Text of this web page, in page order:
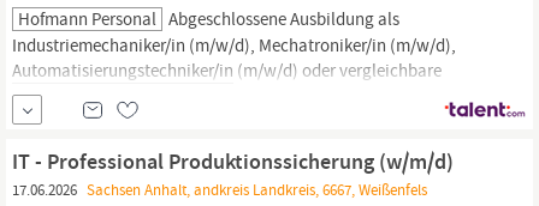
Hofmann Personal Abgeschlossene Ausbildung als
Industriemechaniker/in (m/w/d), Mechatroniker/in (m/w/d),
Automatisierungstechniker/in (m/w/d) oder vergleichbare
Qualifikation Berufserfahrung in der Instandhaltung von
Produktionsanlagen wünschenswert Technisches Verständnis
und Fähigkeit zur Selbstständigkeit Zuverlässigkeit und
Verantwortungsbewusstsein im Umgang mit...
IT - Professional Produktionssicherung (w/m/d)
17.06.2026 Sachsen Anhalt, andkreis Landkreis, 6667, Weißenfels